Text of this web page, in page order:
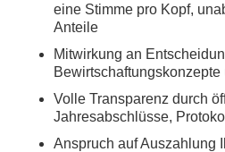
eine Stimme pro Kopf,
Anteile
Mitwirkung an
Volle Transparenz durch
Jahresabschlüsse,
Anspruch auf Auszahlung